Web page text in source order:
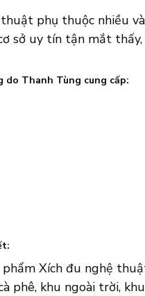
phụ thuộc nhiều
sở uy tín tận mắt
do Thanh Tùng cung cấp:
Xích đu nghệ
phê, khu ngoài trời,